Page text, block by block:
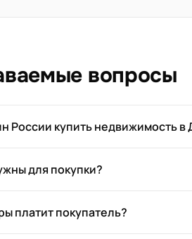
вопросы
России купить недвижимость в
для покупки?
платит покупатель?